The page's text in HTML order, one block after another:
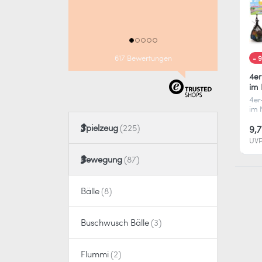
617 Bewertungen
Spielzeug
Bewegung
Bälle
Buschwusch Bälle
Flummi
-
im
im